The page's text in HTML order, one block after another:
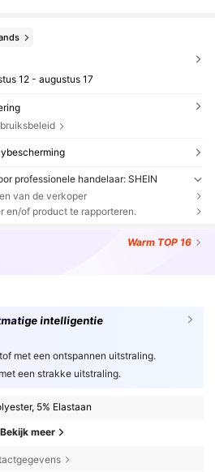
12 - augustus 17
professionele handelaar: SHEIN
van de verkoper
en/of product te rapporteren.
Warm TOP 16
intelligentie
met een ontspannen uitstraling.
een strakke uitstraling.
5% Elastaan
Bekijk meer